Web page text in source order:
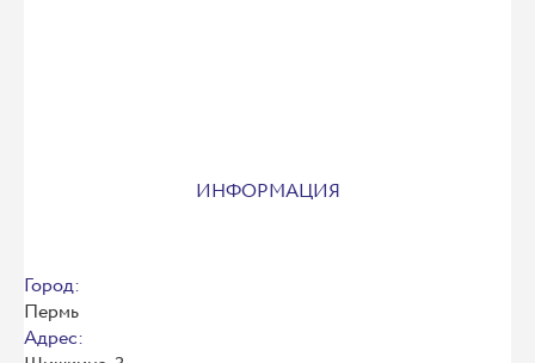
ИНФОРМАЦИЯ
Город:
Пермь
Адрес: